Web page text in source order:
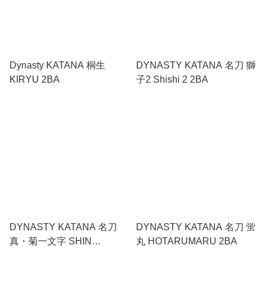
Dynasty KATANA 桐生
KIRYU 2BA
DYNASTY KATANA 名刀 獅
子2 Shishi 2 2BA
DYNASTY KATANA 名刀
真・菊一文字 SHIN
DYNASTY KATANA 名刀 蛍
丸 HOTARUMARU 2BA